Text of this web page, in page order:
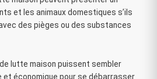
et les animaux domestiques s’ils
des pièges ou des substances
lutte maison puissent sembler
et économique pour se débarrasser